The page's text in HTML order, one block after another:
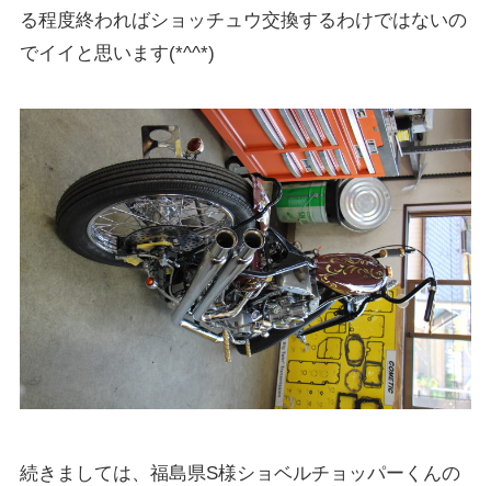
る程度終わればショッチュウ交換するわけではないの
でイイと思います(*^^*)
続きましては、福島県S様ショベルチョッパーくんの